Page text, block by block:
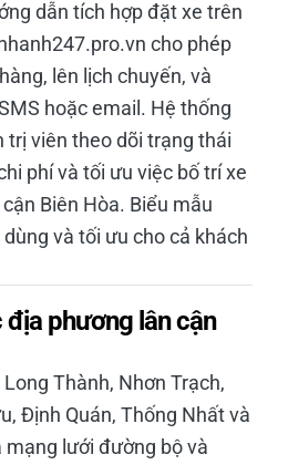
dẫn tích hợp đặt xe trên
cho phép
lên lịch chuyến, và
hoặc email. Hệ thống
trị viên theo dõi trạng thái
phí và tối ưu việc bố trí xe
Biên Hòa. Biểu mẫu
và tối ưu cho cả khách
địa phương lân cận
Thành, Nhơn Trạch,
Định Quán, Thống Nhất và
mạng lưới đường bộ và